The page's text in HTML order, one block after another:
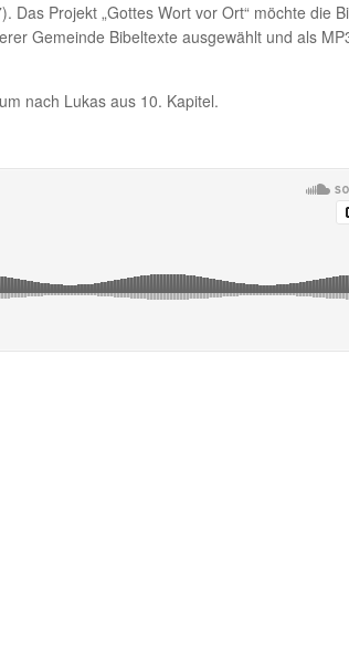
Projekt „Gottes Wort vor Ort“ möchte die
Gemeinde Bibeltexte ausgewählt und als
nach Lukas aus 10. Kapitel.